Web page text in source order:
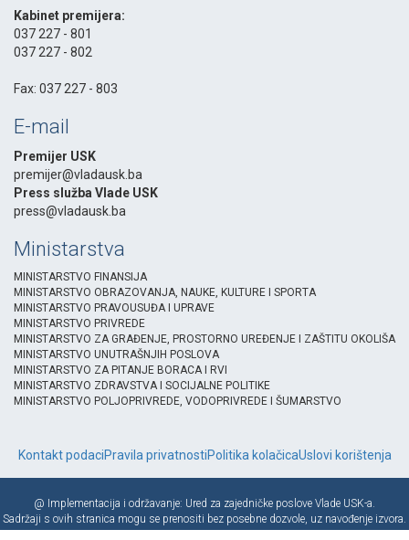
Kabinet premijera:
037 227 - 801
037 227 - 802
Fax: 037 227 - 803
E-mail
Premijer USK
premijer@vladausk.ba
Press služba Vlade USK
press@vladausk.ba
Ministarstva
MINISTARSTVO FINANSIJA
MINISTARSTVO OBRAZOVANJA, NAUKE, KULTURE I SPORTA
MINISTARSTVO PRAVOUSUĐA I UPRAVE
MINISTARSTVO PRIVREDE
MINISTARSTVO ZA GRAĐENJE, PROSTORNO UREĐENJE I ZAŠTITU OKOLIŠA
MINISTARSTVO UNUTRAŠNJIH POSLOVA
MINISTARSTVO ZA PITANJE BORACA I RVI
MINISTARSTVO ZDRAVSTVA I SOCIJALNE POLITIKE
MINISTARSTVO POLJOPRIVREDE, VODOPRIVREDE I ŠUMARSTVO
Kontakt podaciPravila privatnostiPolitika kolačicaUslovi korištenja
@ Implementacija i održavanje: Ured za zajedničke poslove Vlade USK-a.
Sadržaji s ovih stranica mogu se prenositi bez posebne dozvole, uz navođenje izvora.